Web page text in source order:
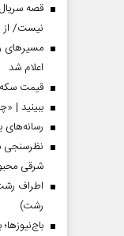
قصه
نیست/ از
مسیر‌های
اعلام شد
قیمت سکه و طلا
ببینید |
رسانه‌های
نظرسنجی
شرقی
اطراف
رشت)